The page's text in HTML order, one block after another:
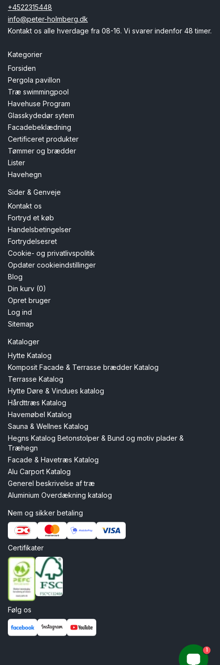
+4522315448
info@peter-holmberg.dk
Kontakt os alle hverdage fra 08-16. Vi svarer indenfor 48 timer.
Kategorier
Forsiden
Pergola pavillon
Træ swimmingpool
Havehuse Program
Glasskydedør sytem
Facadebeklædning
Certificeret produkter
Tømmer og brædder
Lister
Havehegn
Sider & Genveje
Kontakt os
Fortryd et køb
Handelsbetingelser
Fortrydelsesret
Cookie- og privatlivspolitik
Opdater cookieindstillinger
Blog
Din kurv (0)
Opret bruger
Log ind
Sitemap
Kataloger
Hytte Katalog
Komposit Facade & Terrasse brædder Katalog
Terrasse Katalog
Hytte Døre & Vindues katalog
Hårdttræs Katalog
Havemøbel Katalog
Sauna & Wellnes Katalog
Hegns Katalog Betonstolper & Bund og motiv plader &
Træhegn
Facade & Havetræs Katalog
Alu Carport Katalog
Generel beskrivelse af træ
Aluminium Overdækning katalog
Nem og sikker betaling
Certifikater
Følg os
1